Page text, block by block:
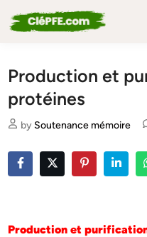
to
Production et
protéines
by Soutenance mémoire
Production et